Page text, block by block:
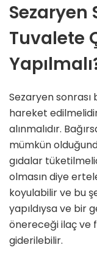
Sezaryen
Tuvalete
Sezaryen
hareket
alınmalıdır.
mümkün
gıdalar
olmasın diye
koyulabilir ve bu
yapıldıysa ve bir
önereceği ilaç ve
giderilebilir.